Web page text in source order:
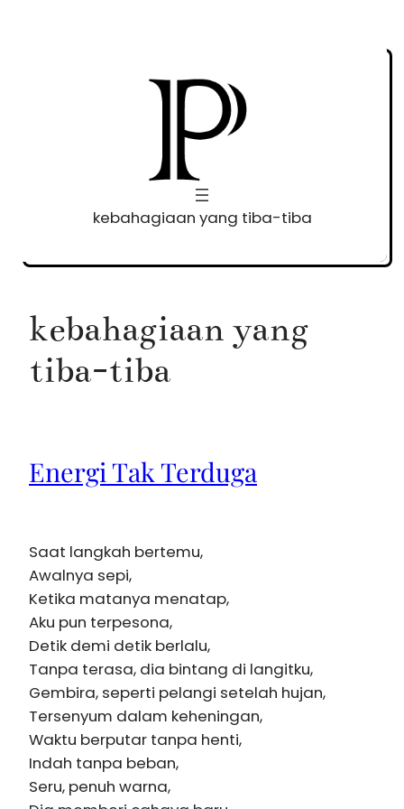
kebahagiaan yang tiba-tiba
kebahagiaan yang
tiba-tiba
Energi Tak Terduga
Saat langkah bertemu,
Awalnya sepi,
Ketika matanya menatap,
Aku pun terpesona,
Detik demi detik berlalu,
Tanpa terasa, dia bintang di langitku,
Gembira, seperti pelangi setelah hujan,
Tersenyum dalam keheningan,
Waktu berputar tanpa henti,
Indah tanpa beban,
Seru, penuh warna,